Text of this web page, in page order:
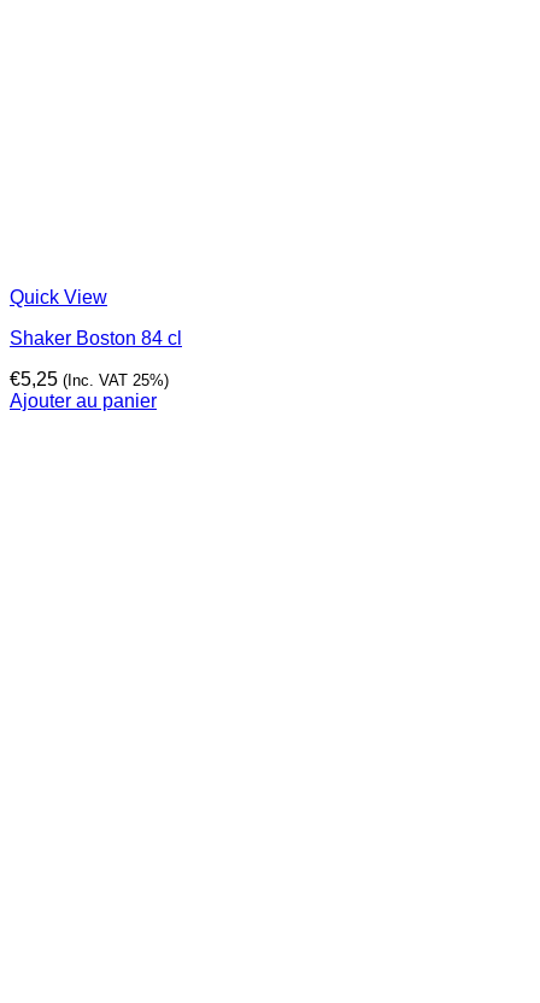
Quick View
Shaker Boston 84 cl
€5,25 (Inc. VAT 25%)
Ajouter au panier